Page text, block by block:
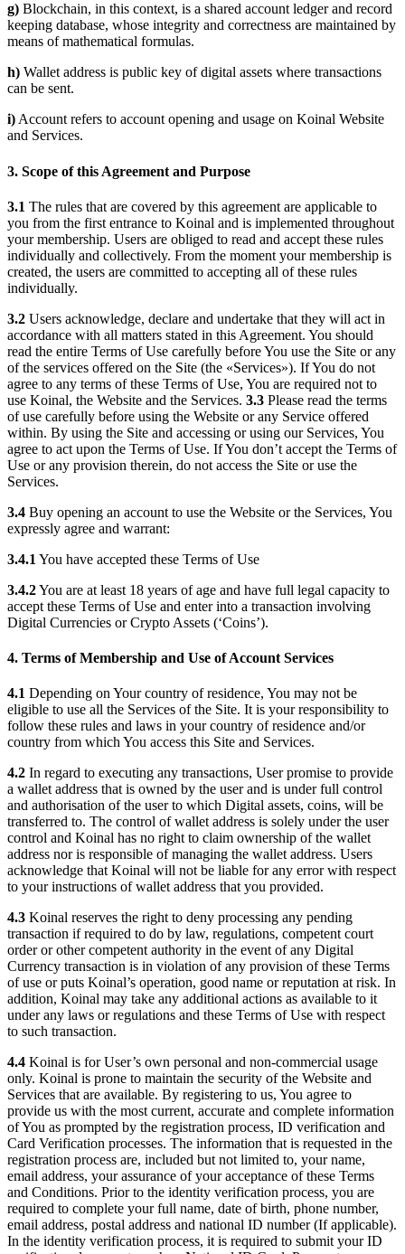
g) Blockchain, in this context, is a shared account ledger and record
keeping database, whose integrity and correctness are maintained by
means of mathematical formulas.
h) Wallet address is public key of digital assets where transactions
can be sent.
i) Account refers to account opening and usage on Koinal Website
and Services.
3. Scope of this Agreement and Purpose
3.1 The rules that are covered by this agreement are applicable to
you from the first entrance to Koinal and is implemented throughout
your membership. Users are obliged to read and accept these rules
individually and collectively. From the moment your membership is
created, the users are committed to accepting all of these rules
individually.
3.2 Users acknowledge, declare and undertake that they will act in
accordance with all matters stated in this Agreement. You should
read the entire Terms of Use carefully before You use the Site or any
of the services offered on the Site (the «Services»). If You do not
agree to any terms of these Terms of Use, You are required not to
use Koinal, the Website and the Services. 3.3 Please read the terms
of use carefully before using the Website or any Service offered
within. By using the Site and accessing or using our Services, You
agree to act upon the Terms of Use. If You don’t accept the Terms of
Use or any provision therein, do not access the Site or use the
Services.
3.4 Buy opening an account to use the Website or the Services, You
expressly agree and warrant:
3.4.1 You have accepted these Terms of Use
3.4.2You are at least 18 years of age and have full legal capacity to
accept these Terms of Use and enter into a transaction involving
Digital Currencies or Crypto Assets (‘Coins’).
4. Terms of Membership and Use of Account Services
4.1 Depending on Your country of residence, You may not be
eligible to use all the Services of the Site. It is your responsibility to
follow these rules and laws in your country of residence and/or
country from which You access this Site and Services.
4.2 In regard to executing any transactions, User promise to provide
a wallet address that is owned by the user and is under full control
and authorisation of the user to which Digital assets, coins, will be
transferred to. The control of wallet address is solely under the user
control and Koinal has no right to claim ownership of the wallet
address nor is responsible of managing the wallet address. Users
acknowledge that Koinal will not be liable for any error with respect
to your instructions of wallet address that you provided.
4.3 Koinal reserves the right to deny processing any pending
transaction if required to do by law, regulations, competent court
order or other competent authority in the event of any Digital
Currency transaction is in violation of any provision of these Terms
of use or puts Koinal’s operation, good name or reputation at risk. In
addition, Koinal may take any additional actions as available to it
under any laws or regulations and these Terms of Use with respect
to such transaction.
4.4 Koinal is for User’s own personal and non-commercial usage
only. Koinal is prone to maintain the security of the Website and
Services that are available. By registering to us, You agree to
provide us with the most current, accurate and complete information
of You as prompted by the registration process, ID verification and
Card Verification processes. The information that is requested in the
registration process are, included but not limited to, your name,
email address, your assurance of your acceptance of these Terms
and Conditions. Prior to the identity verification process, you are
required to complete your full name, date of birth, phone number,
email address, postal address and national ID number (If applicable).
In the identity verification process, it is required to submit your ID